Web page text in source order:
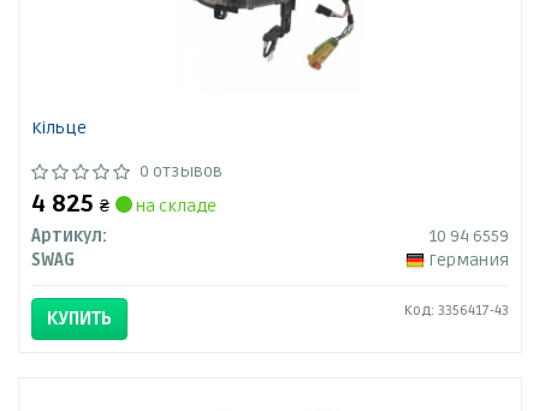
Кільце
0 отзывов
4 825 ₴
на складе
Артикул:
10 94 6559
SWAG
Германия
КУПИТЬ Код: 3356417-43